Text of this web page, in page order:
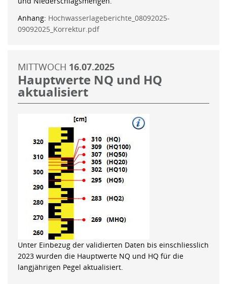
Anhang: Hochwasserlageberichte_08092025-
09092025_Korrektur.pdf
MITTWOCH 16.07.2025
Hauptwerte NQ und HQ
aktualisiert
Unter Einbezug der validierten Daten bis einschliesslich
2023 wurden die Hauptwerte NQ und HQ für die
langjährigen Pegel aktualisiert.